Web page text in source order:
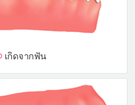
เกิดจากฟัน